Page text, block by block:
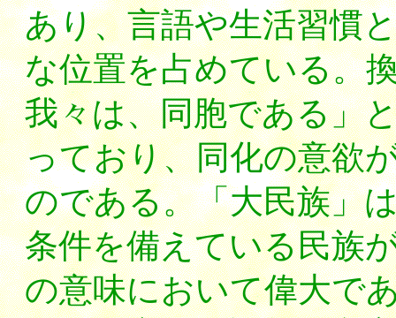
あり、言語や生活習慣
な位置を占めている。
我々は、同胞である」
っており、同化の意欲
のである。「大民族」
条件を備えている民族
の意味において偉大で